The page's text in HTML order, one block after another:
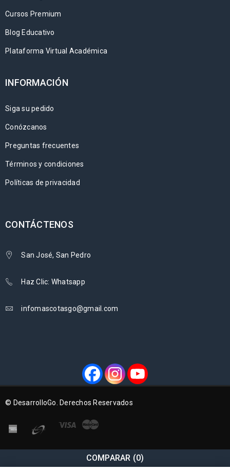
Cursos Premium
Blog Educativo
Plataforma Virtual Académica
INFORMACIÓN
Siga su pedido
Conózcanos
Preguntas frecuentes
Términos y condiciones
Políticas de privacidad
CONTÁCTENOS
San José, San Pedro
Haz Clic: Whatsapp
infomascotasgo@gmail.com
© DesarrolloGo. Derechos Reservados
COMPARAR (0)